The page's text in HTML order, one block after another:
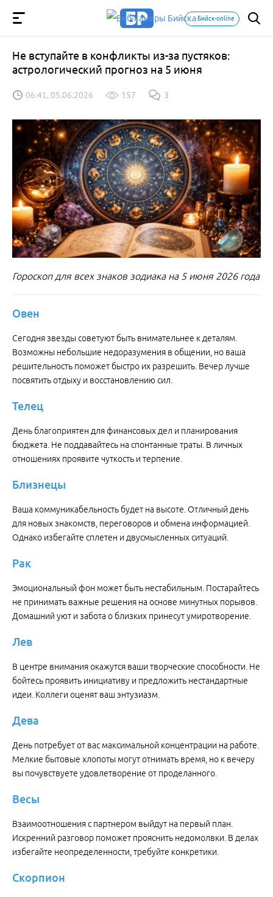
Бийск-online
Не вступайте в конфликты из-за пустяков:
астрологический прогноз на 5 июня
06:41, 05.06.2026 157 3
Гороскоп для всех знаков зодиака на 5 июня 2026 года
Овен
Сегодня звезды советуют быть внимательнее к деталям.
Возможны небольшие недоразумения в общении, но ваша
решительность поможет быстро их разрешить. Вечер лучше
посвятить отдыху и восстановлению сил.
Телец
День благоприятен для финансовых дел и планирования
бюджета. Не поддавайтесь на спонтанные траты. В личных
отношениях проявите чуткость и терпение.
Близнецы
Ваша коммуникабельность будет на высоте. Отличный день
для новых знакомств, переговоров и обмена информацией.
Однако избегайте сплетен и двусмысленных ситуаций.
Рак
Эмоциональный фон может быть нестабильным. Постарайтесь
не принимать важные решения на основе минутных порывов.
Домашний уют и забота о близких принесут умиротворение.
Лев
В центре внимания окажутся ваши творческие способности. Не
бойтесь проявить инициативу и предложить нестандартные
идеи. Коллеги оценят ваш энтузиазм.
Дева
День потребует от вас максимальной концентрации на работе.
Мелкие бытовые хлопоты могут отнимать время, но к вечеру
вы почувствуете удовлетворение от проделанного.
Весы
Взаимоотношения с партнером выйдут на первый план.
Искренний разговор поможет прояснить недомолвки. В делах
избегайте неопределенности, требуйте конкретики.
Скорпион